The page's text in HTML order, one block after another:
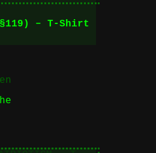
– T-Shirt